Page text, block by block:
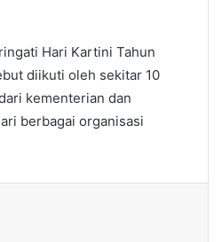
Hari Kartini Tahun
diikuti oleh sekitar 10
kementerian dan
berbagai organisasi